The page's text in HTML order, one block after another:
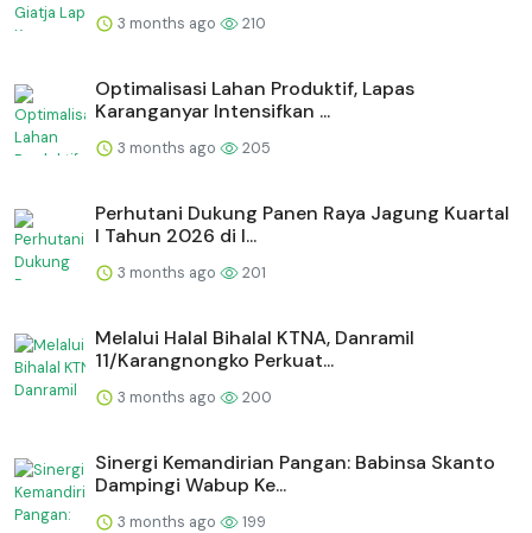
3 months ago 210
Optimalisasi Lahan Produktif, Lapas
Karanganyar Intensifkan ...
3 months ago 205
Perhutani Dukung Panen Raya Jagung Kuartal
I Tahun 2026 di I...
3 months ago 201
Melalui Halal Bihalal KTNA, Danramil
11/Karangnongko Perkuat...
3 months ago 200
Sinergi Kemandirian Pangan: Babinsa Skanto
Dampingi Wabup Ke...
3 months ago 199